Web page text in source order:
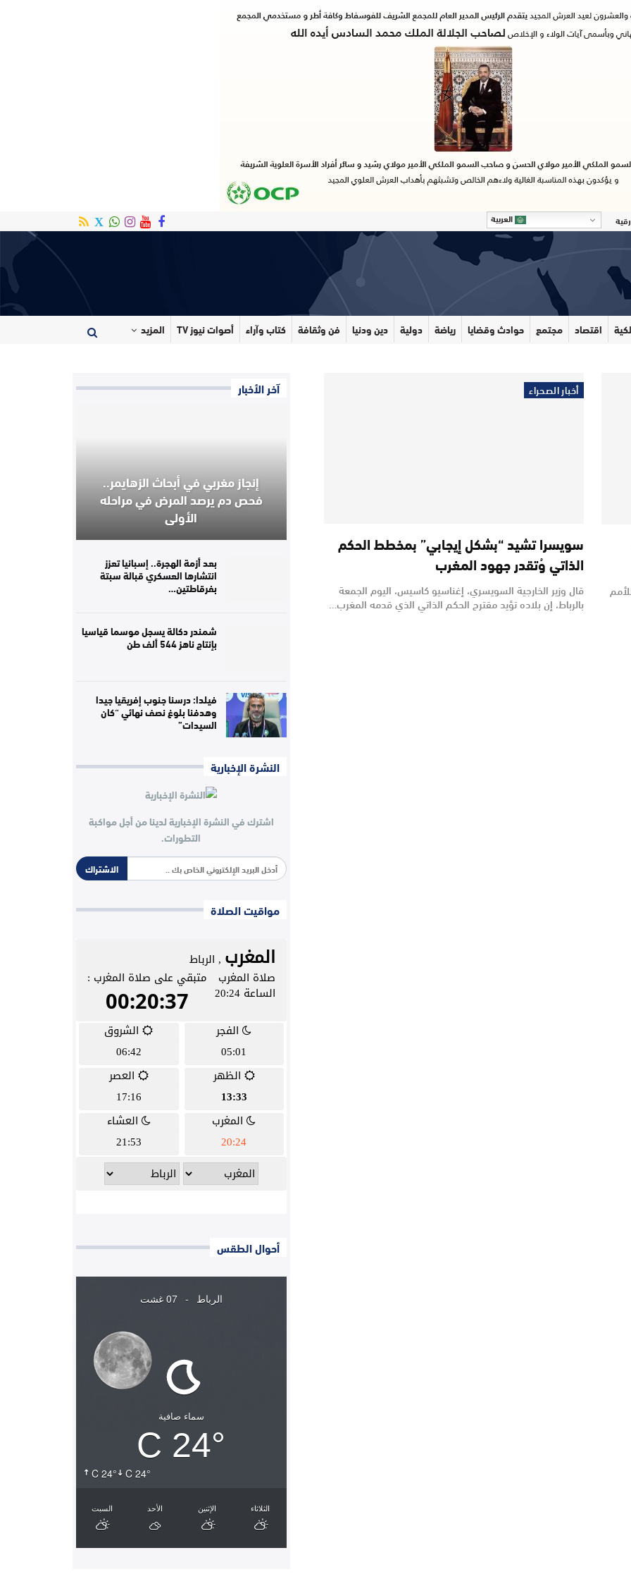
العربية
اقتصاد مجتمع حوادث وقضايا رياضة دولية دين ودنيا فن وثقافة كتاب وآراء أصوات نيوز TV المزيد
أخبار الصحراء
سويسرا تشيد “بشكل إيجابي” بمخطط الحكم
الذاتي وُتقدر جهود المغرب
قال وزير الخارجية السويسري، إغناسيو كاسيس، اليوم الجمعة
بالرباط، إن بلاده تؤيد مقترح الحكم الذاتي الذي قدمه المغرب…
الـ24 التابعة للأمم
آخر الأخبار
إنجاز مغربي في أبحاث الزهايمر..
فحص دم يرصد المرض في مراحله
الأولى
بعد أزمة الهجرة.. إسبانيا تعزز
انتشارها العسكري قبالة سبتة
بفرقاطتين…
شمندر دكالة يسجل موسما قياسيا
بإنتاج ناهز 544 ألف طن
فيلدا: درسنا جنوب إفريقيا جيدا
وهدفنا بلوغ نصف نهائي “كان
السيدات”
النشرة الإخبارية
اشترك في النشرة الإخبارية لدينا من أجل مواكبة
التطورات.
الاشتراك
مواقيت الصلاة
أحوال الطقس
الرباط - 07 غشت
24° C 24° C
سماء صافية
24° C
السبت الأحد الإثنين الثلاثاء